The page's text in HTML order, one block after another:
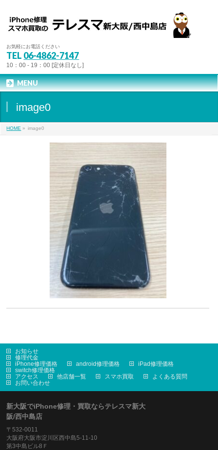
お気軽にお電話ください
TEL 06-4862-7147
10：00 - 19：00 [定休日なし]
MENU
image0
HOME » image0
お知らせ
修理代金
iPhone修理価格
android修理価格
iPad修理価格
switch修理価格
アクセス
他店舗一覧 スマホ買取
よくある質問
お問い合わせ
新大阪でiPhone修理・買取ならテレスマ新大
阪/西中島店
〒532-0011
大阪府大阪市淀川区西中島5-11-10
第3中島ビル8Ｆ